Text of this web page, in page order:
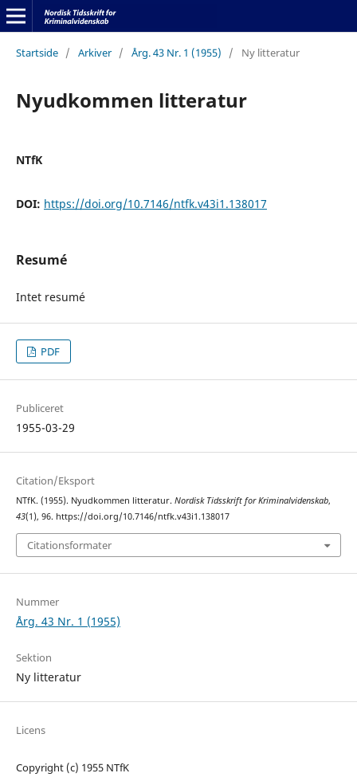
Startside / Arkiver / Årg. 43 Nr. 1 (1955) / Ny litteratur
Nyudkommen litteratur
NTfK
DOI: https://doi.org/10.7146/ntfk.v43i1.138017
Resumé
Intet resumé
PDF
Publiceret
1955-03-29
Citation/Eksport
NTfK. (1955). Nyudkommen litteratur. Nordisk Tidsskrift for Kriminalvidenskab,
43(1), 96. https://doi.org/10.7146/ntfk.v43i1.138017
Citationsformater
Nummer
Årg. 43 Nr. 1 (1955)
Sektion
Ny litteratur
Licens
Copyright (c) 1955 NTfK